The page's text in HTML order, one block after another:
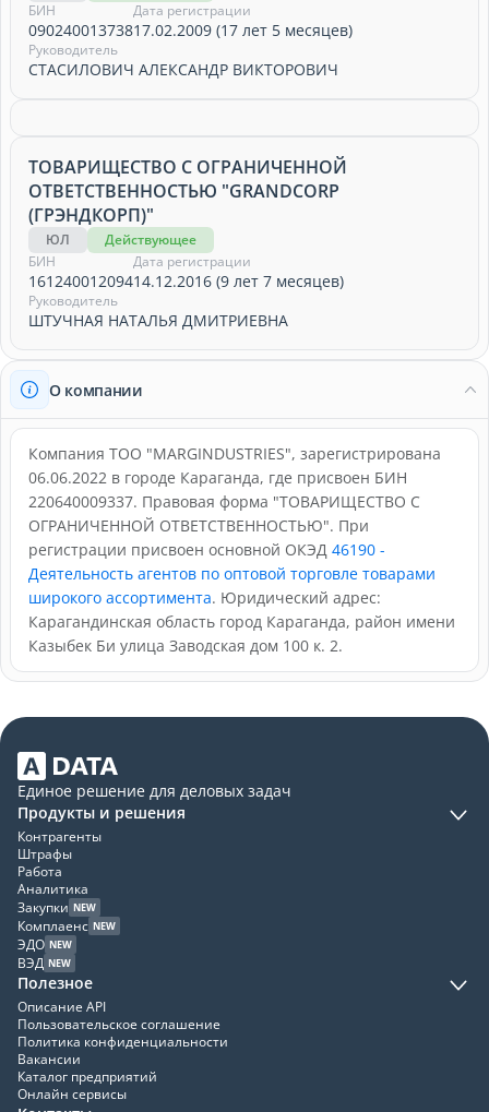
БИН
090240013738
Дата регистрации
17.02.2009 (17 лет 5 месяцев)
Руководитель
СТАСИЛОВИЧ АЛЕКСАНДР ВИКТОРОВИЧ
ТОВАРИЩЕСТВО С ОГРАНИЧЕННОЙ
ОТВЕТСТВЕННОСТЬЮ "GRANDCORP
(ГРЭНДКОРП)"
ЮЛ
Действующее
БИН
161240012094
Дата регистрации
14.12.2016 (9 лет 7 месяцев)
Руководитель
ШТУЧНАЯ НАТАЛЬЯ ДМИТРИЕВНА
О компании
Компания ТОО "MARGINDUSTRIES", зарегистрирована
06.06.2022 в городе Караганда, где присвоен БИН
220640009337. Правовая форма "ТОВАРИЩЕСТВО С
ОГРАНИЧЕННОЙ ОТВЕТСТВЕННОСТЬЮ". При
регистрации присвоен основной ОКЭД 46190 -
Деятельность агентов по оптовой торговле товарами
широкого ассортимента. Юридический адрес:
Карагандинская область город Караганда, район имени
Казыбек Би улица Заводская дом 100 к. 2.
Единое решение для деловых задач
Продукты и решения
Контрагенты
Штрафы
Работа
Аналитика
Закупки NEW
Комплаенс NEW
ЭДО NEW
ВЭД NEW
Полезное
Описание API
Пользовательское соглашение
Политика конфиденциальности
Вакансии
Каталог предприятий
Онлайн сервисы